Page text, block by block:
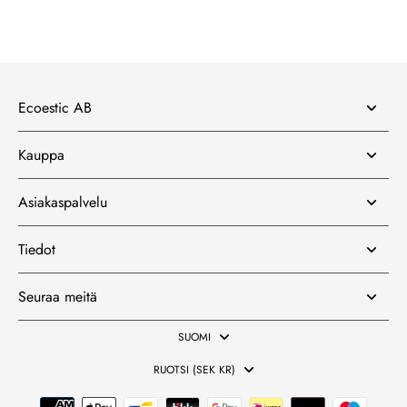
Ecoestic AB
Kauppa
Asiakaspalvelu
Tiedot
Seuraa meitä
SUOMI
RUOTSI (SEK KR)